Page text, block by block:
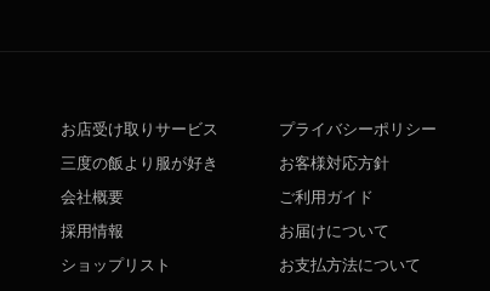
お店受け取りサービス
三度の飯より服が好き
会社概要
採用情報
ショップリスト
プライバシーポリシー
お客様対応方針
ご利用ガイド
お届けについて
お支払方法について